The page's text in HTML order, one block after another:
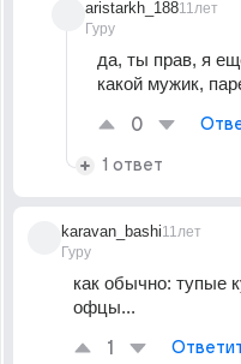
aristarkh_188
Гуру
11лет
да, ты прав, я
какой мужик,
0
1 ответ
karavan_bashi
Гуру
11лет
как обычно: тупые
офцы...
1